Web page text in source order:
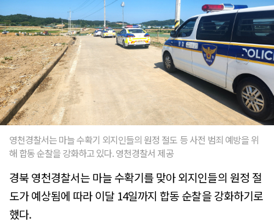
영천경찰서는 마늘 수확기 외지인들의 원정 절도 등 사전 범죄 예방을 위
해 합동 순찰을 강화하고 있다. 영천경찰서 제공
경북 영천경찰서는 마늘 수확기를 맞아 외지인들의 원정 절
도가 예상됨에 따라 이달 14일까지 합동 순찰을 강화하기로
했다.